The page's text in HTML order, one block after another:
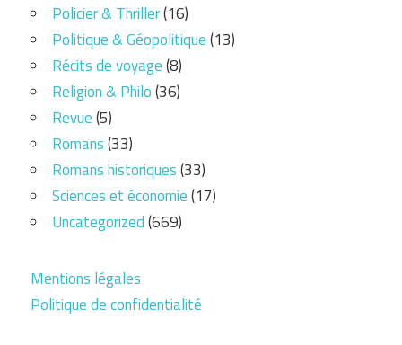
Policier & Thriller(16)
Politique & Géopolitique(13)
Récits de voyage(8)
Religion & Philo(36)
Revue(5)
Romans(33)
Romans historiques(33)
Sciences et économie(17)
Uncategorized(669)
Mentions légales
Politique de confidentialité